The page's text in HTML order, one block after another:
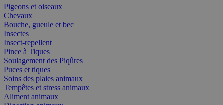
Pigeons et oiseaux
Chevaux
Bouche, gueule et bec
Insectes
Insect-repellent
Pince à Tiques
Soulagement des Piqûres
Puces et tiques
Soins des plaies animaux
Tempêtes et stress animaux
Aliment animaux